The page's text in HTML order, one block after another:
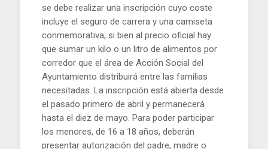
se debe realizar una inscripción cuyo coste
incluye el seguro de carrera y una camiseta
conmemorativa, si bien al precio oficial hay
que sumar un kilo o un litro de alimentos por
corredor que el área de Acción Social del
Ayuntamiento distribuirá entre las familias
necesitadas. La inscripción está abierta desde
el pasado primero de abril y permanecerá
hasta el diez de mayo. Para poder participar
los menores, de 16 a 18 años, deberán
presentar autorización del padre, madre o